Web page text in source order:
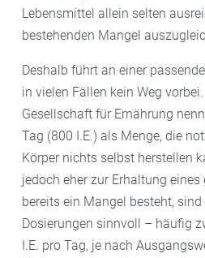
Lebensmittel allein selten
bestehenden Mangel
Deshalb führt an einer
in vielen Fällen kein Weg
Gesellschaft für Ernährung
Tag (800 I.E.) als Menge, die
Körper nichts selbst herstellen
jedoch eher zur Erhaltung eines
bereits ein Mangel besteht,
Dosierungen sinnvoll – häufig
I.E. pro Tag, je nach